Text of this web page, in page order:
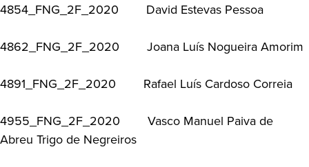
4854_FNG_2F_2020 David Estevas Pessoa
4862_FNG_2F_2020 Joana Luís Nogueira Amorim
4891_FNG_2F_2020 Rafael Luís Cardoso Correia
4955_FNG_2F_2020 Vasco Manuel Paiva de
Abreu Trigo de Negreiros